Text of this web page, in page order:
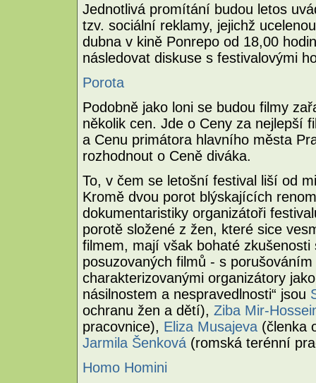
Jednotlivá promítání budou letos
tzv. sociální reklamy, jejichž
dubna v kině Ponrepo od 18,00
následovat diskuse s festivalovými
Porota
Podobně jako loni se budou filmy
několik cen. Jde o Ceny za nejlepší
a Cenu primátora hlavního města
rozhodnout o Ceně diváka.
To, v čem se letošní festival liší od
Kromě dvou porot blýskajících
dokumentaristiky organizátoři
porotě složené z žen, které sice
filmem, mají však bohaté
posuzovaných filmů - s
charakterizovanými organizátory
násilnostem a nespravedlnosti“ jsou
ochranu žen a dětí), Ziba Mir-
pracovnice), Eliza Musajeva (členka
Jarmila Šenková (romská terénní
Homo Homini